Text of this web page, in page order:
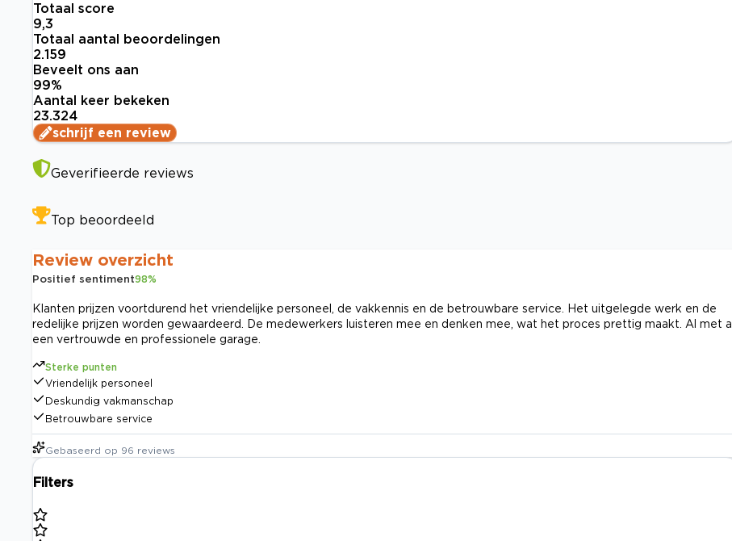
Totaal score
9,3
Totaal aantal beoordelingen
2.159
Beveelt ons aan
99%
Aantal keer bekeken
23.324
schrijf een review
Geverifieerde reviews
Top beoordeeld
Review overzicht
Positief sentiment98%
Klanten prijzen voortdurend het vriendelijke personeel, de vakkennis en de betrouwbare service. Het uitgelegde werk en de
redelijke prijzen worden gewaardeerd. De medewerkers luisteren mee en denken mee, wat het proces prettig maakt. Al met al
een vertrouwde en professionele garage.
Sterke punten
Vriendelijk personeel
Deskundig vakmanschap
Betrouwbare service
Gebaseerd op 96 reviews
Filters